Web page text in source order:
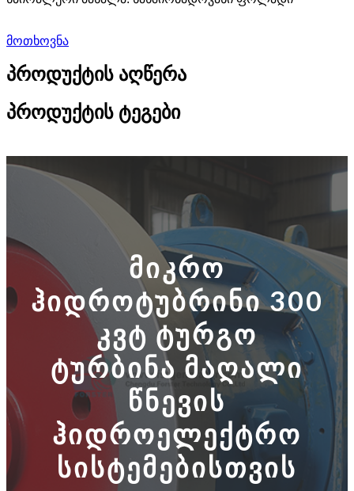
მოთხოვნა
პროდუქტის აღწერა
პროდუქტის ტეგები
მიკრო
ჰიდროტუბრინი 300
კვტ ტურგო
ტურბინა მაღალი
წნევის
ჰიდროელექტრო
სისტემებისთვის